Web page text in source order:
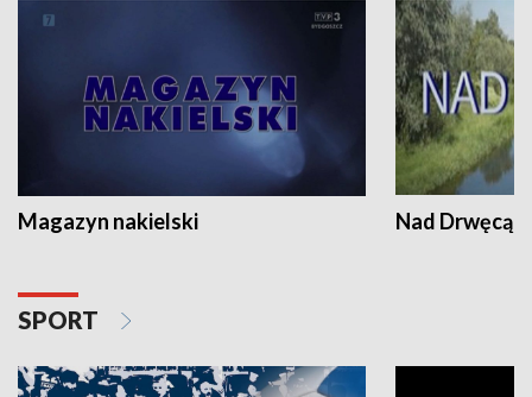
Magazyn nakielski Nad Drwęcą
SPORT